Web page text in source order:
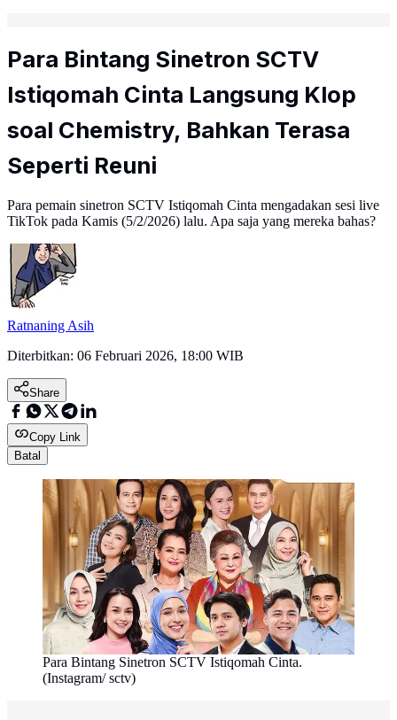
Para Bintang Sinetron SCTV
Istiqomah Cinta Langsung Klop
soal Chemistry, Bahkan Terasa
Seperti Reuni
Para pemain sinetron SCTV Istiqomah Cinta mengadakan sesi live
TikTok pada Kamis (5/2/2026) lalu. Apa saja yang mereka bahas?
Ratnaning Asih
Diterbitkan: 06 Februari 2026, 18:00 WIB
Share
Copy Link
Batal
Para Bintang Sinetron SCTV Istiqomah Cinta.
(Instagram/ sctv)